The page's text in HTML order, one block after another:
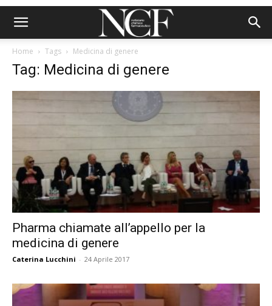
Home Tags Medicina di genere
Tag: Medicina di genere
Pharma chiamate all’appello per la
medicina di genere
Caterina Lucchini - 24 Aprile 2017